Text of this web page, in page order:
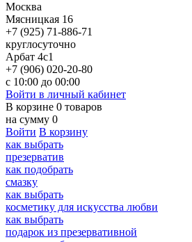
Москва
Мясницкая 16
+7 (925) 71-886-71
круглосуточно
Арбат 4с1
+7 (906) 020-20-80
с 10:00 до 00:00
Войти в личный кабинет
В корзине 0 товаров
на сумму 0
Войти В корзину
как выбрать
презерватив
как подобрать
смазку
как выбрать
косметику для искусства любви
как выбрать
подарок из презервативной